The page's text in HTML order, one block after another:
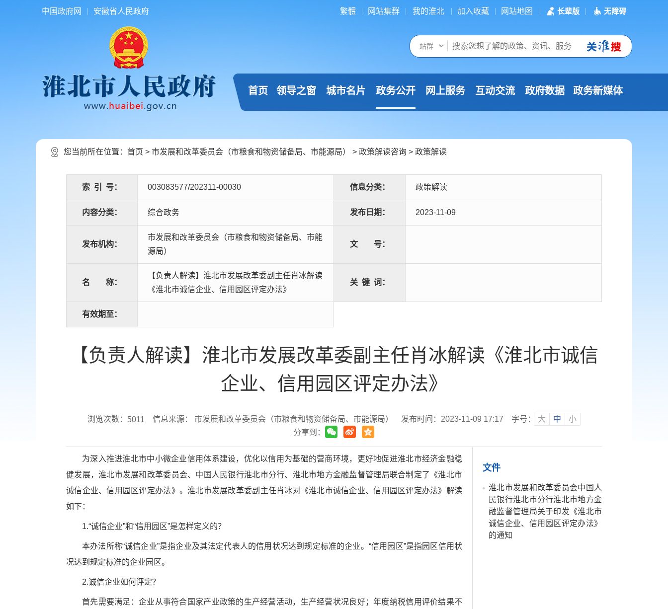
中国政府网 安徽省人民政府 繁體 网站集群 我的淮北 加入收藏 网站地图 长辈版 无障碍
首页 领导之窗 城市名片 政务公开 网上服务 互动交流 政府数据 政务新媒体
您当前所在位置： 首页 > 市发展和改革委员会（市粮食和物资储备局、市能源局） > 政策解读咨询 > 政策解读
索 引 号： 003083577/202311-00030 信息分类： 政策解读
内容分类： 综合政务 发布日期： 2023-11-09
发布机构：
市发展和改革委员会（市粮食和物资储备局、市能
源局）
文 号：
名 称：
【负责人解读】淮北市发展改革委副主任肖冰解读
《淮北市诚信企业、信用园区评定办法》
关 键 词：
有效期至：
【负责人解读】淮北市发展改革委副主任肖冰解读《淮北市诚信
企业、信用园区评定办法》
浏览次数： 5011 信息来源： 市发展和改革委员会（市粮食和物资储备局、市能源局） 发布时间：2023-11-09 17:17 字号： 大 中
小
分享到：
为深入推进淮北市中小微企业信用体系建设，优化以信用为基础的营商环境，更好地促进淮北市经济金融稳
健发展，淮北市发展和改革委员会、中国人民银行淮北市分行、淮北市地方金融监督管理局联合制定了《淮北市
诚信企业、信用园区评定办法》。淮北市发展改革委副主任肖冰对《淮北市诚信企业、信用园区评定办法》解读
如下：
1.“诚信企业”和“信用园区”是怎样定义的？
本办法所称“诚信企业”是指企业及其法定代表人的信用状况达到规定标准的企业。“信用园区”是指园区信用状
况达到规定标准的企业园区。
2.诚信企业如何评定？
首先需要满足：企业从事符合国家产业政策的生产经营活动，生产经营状况良好；年度纳税信用评价结果不
文件
淮北市发展和改革委员会中国人
民银行淮北市分行淮北市地方金
融监督管理局关于印发《淮北市
诚信企业、信用园区评定办法》
的通知